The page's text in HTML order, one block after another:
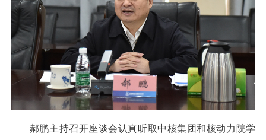
郝鹏主持召开座谈会认真听取中核集团和核动力院学